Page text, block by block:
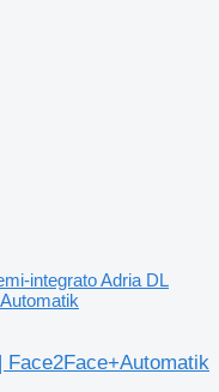
integrato Adria DL
Face2Face+Automatik